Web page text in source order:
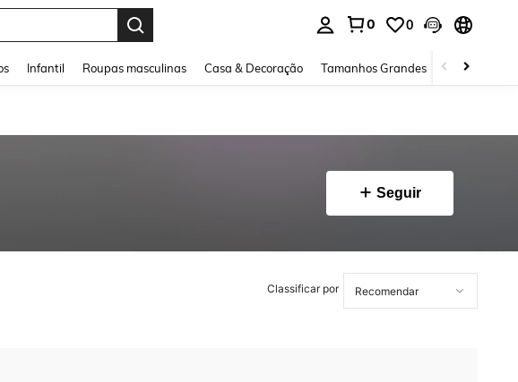
0 0
Infantil Roupas masculinas Casa & Decoração Tamanhos Grandes Joias e
Seguir
Classificar por